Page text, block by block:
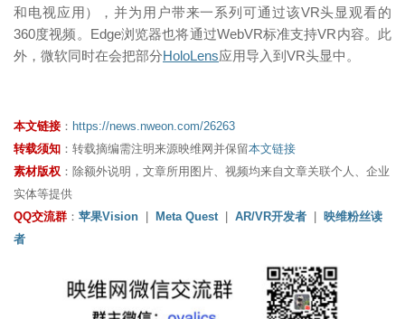
和电视应用），并为用户带来一系列可通过该VR头显观看的
360度视频。Edge浏览器也将通过WebVR标准支持VR内容。此
外，微软同时在会把部分HoloLens应用导入到VR头显中。
本文链接 ： https://news.nweon.com/26263
转载须知 ：转载摘编需注明来源映维网并保留本文链接
素材版权 ：除额外说明，文章所用图片、视频均来自文章关联个人、企业
实体等提供
QQ交流群 ： 苹果Vision Meta Quest| AR/VR开发者
映维粉丝读
者